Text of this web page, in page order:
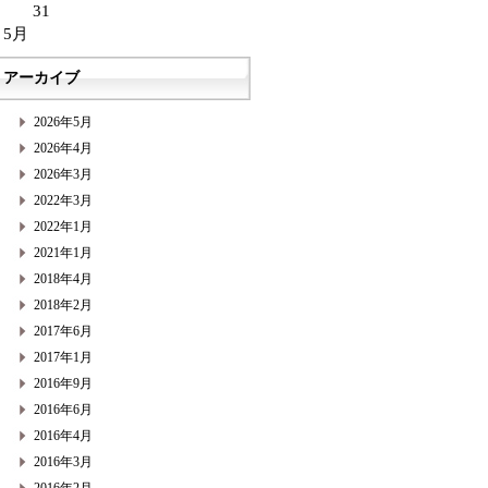
31
月
アーカイブ
2026年5月
2026年4月
2026年3月
2022年3月
2022年1月
2021年1月
2018年4月
2018年2月
2017年6月
2017年1月
2016年9月
2016年6月
2016年4月
2016年3月